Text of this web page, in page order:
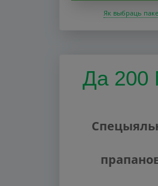
Як выбраць
Да 200